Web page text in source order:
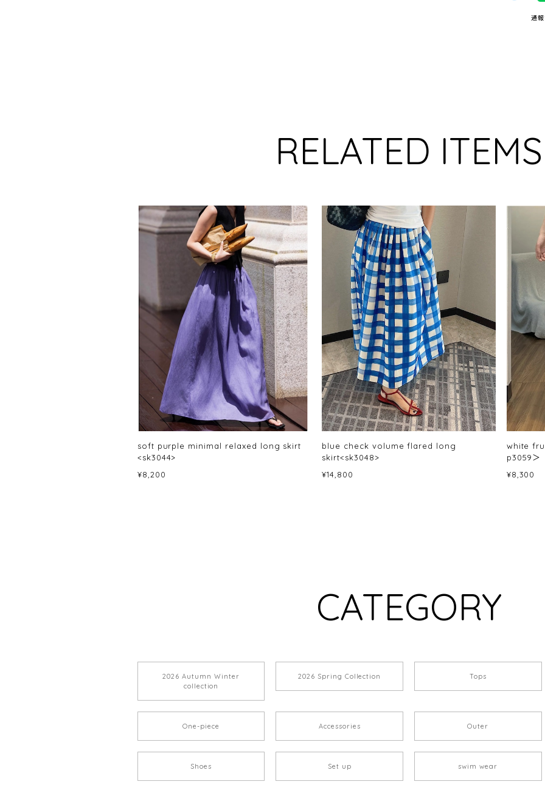
通
RELATED ITEMS
soft purple minimal relaxed long skirt
<sk3044>
¥8,200
blue check volume flared long
skirt<sk3048>
¥14,800
white
p3059＞
¥8,300
CATEGORY
2026 Autumn Winter
collection
2026 Spring Collection Tops
One-piece Accessories Outer
Shoes Set up swim wear